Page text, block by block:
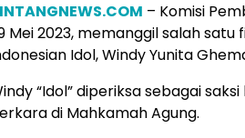
– Komisi
Mei 2023, memanggil salah
Idol, Windy Yunita
“Idol” diperiksa sebagai
di Mahkamah Agung.